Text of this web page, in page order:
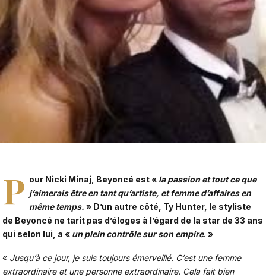
P our Nicki Minaj, Beyoncé est « la passion et tout ce que
j’aimerais être en tant qu’artiste, et femme d’affaires en
même temps. » D’un autre côté, Ty Hunter, le styliste
de Beyoncé ne tarit pas d’éloges à l’égard de la star de 33 ans
qui selon lui, a « un plein contrôle sur son empire. »
« Jusqu’à ce jour, je suis toujours émerveillé. C’est une femme
extraordinaire et une personne extraordinaire. Cela fait bien